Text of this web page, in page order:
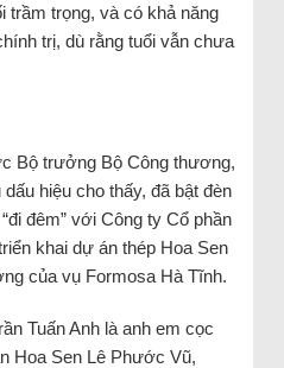
trầm trọng, và có khả năng
trị, dù rằng tuổi vẫn chưa
Bộ trưởng Bộ Công thương,
hiệu cho thấy, đã bật đèn
đêm” với Công ty Cổ phần
khai dự án thép Hoa Sen
của vụ Formosa Hà Tĩnh.
Tuấn Anh là anh em cọc
Hoa Sen Lê Phước Vũ,